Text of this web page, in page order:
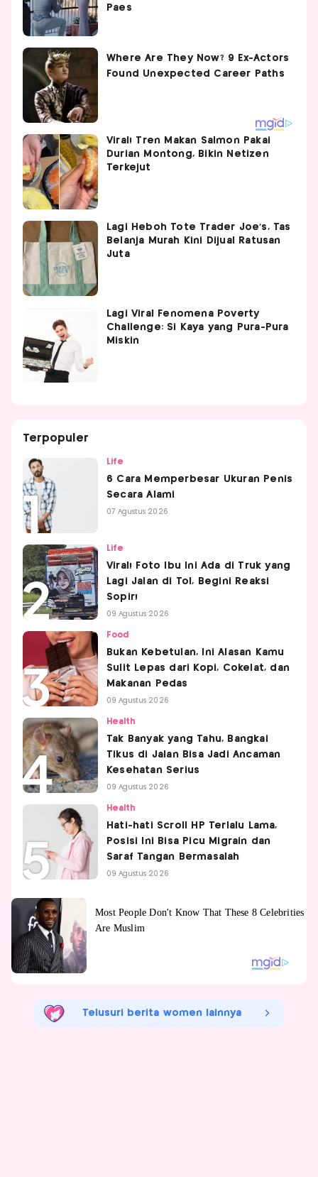
Paes
Viral! Tren Makan Salmon Pakai
Durian Montong, Bikin Netizen
Terkejut
Lagi Heboh Tote Trader Joe’s, Tas
Belanja Murah Kini Dijual Ratusan
Juta
Lagi Viral Fenomena Poverty
Challenge: Si Kaya yang Pura-Pura
Miskin
Terpopuler
Life
6 Cara Memperbesar Ukuran Penis
Secara Alami
07 Agustus 2026
Life
Viral! Foto Ibu Ini Ada di Truk yang
Lagi Jalan di Tol, Begini Reaksi
Sopir!
09 Agustus 2026
Food
Bukan Kebetulan, Ini Alasan Kamu
Sulit Lepas dari Kopi, Cokelat, dan
Makanan Pedas
09 Agustus 2026
Health
Tak Banyak yang Tahu, Bangkai
Tikus di Jalan Bisa Jadi Ancaman
Kesehatan Serius
09 Agustus 2026
Health
Hati-hati Scroll HP Terlalu Lama,
Posisi Ini Bisa Picu Migrain dan
Saraf Tangan Bermasalah
09 Agustus 2026
Telusuri berita women lainnya